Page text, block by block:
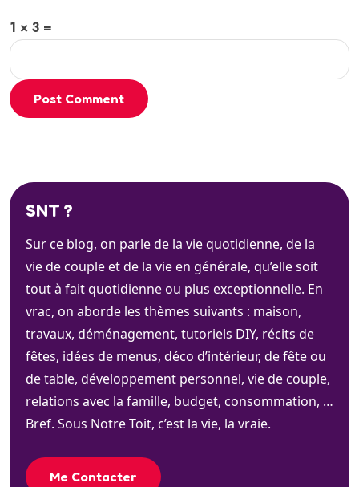
1 × 3 =
Post Comment
SNT ?
Sur ce blog, on parle de la vie quotidienne, de la
vie de couple et de la vie en générale, qu’elle soit
tout à fait quotidienne ou plus exceptionnelle. En
vrac, on aborde les thèmes suivants : maison,
travaux, déménagement, tutoriels DIY, récits de
fêtes, idées de menus, déco d’intérieur, de fête ou
de table, développement personnel, vie de couple,
relations avec la famille, budget, consommation, …
Bref. Sous Notre Toit, c’est la vie, la vraie.
Me Contacter